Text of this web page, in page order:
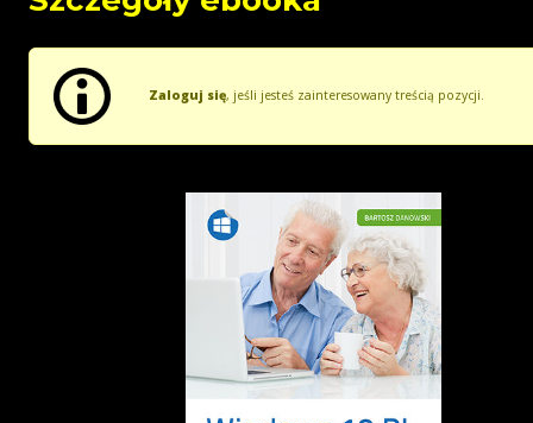
Zaloguj się, jeśli jesteś zainteresowany treścią pozycji.